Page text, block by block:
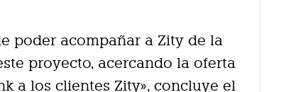
poder acompañar a Zity de la
proyecto, acercando la oferta
a los clientes Zity», concluye el